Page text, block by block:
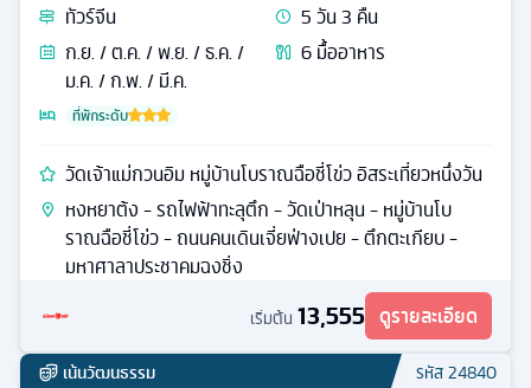
ทัวร์จีน 5วัน3 คืน
ก.ย. / ต.ค. / พ.ย. / ธ.ค. /
ม.ค. / ก.พ. / มี.ค.
6มื้ออาหาร
ที่พักระดับ
วัดเจ้าแม่กวนอิม หมู่บ้านโบราณฉือชี่โข่ว อิสระเที่ยวหนึ่งวัน
หงหยาต้ง - รถไฟฟ้าทะลุตึก - วัดเป่าหลุน - หมู่บ้านโบ
ราณฉือชี่โข่ว - ถนนคนเดินเจี่ยฟ่างเปย - ตึกตะเกียบ -
มหาศาลาประชาคมฉงชิ่ง
เริ่มต้น 13,555 ดูรายละเอียด
เน้นวัฒนธรรม รหัส24840